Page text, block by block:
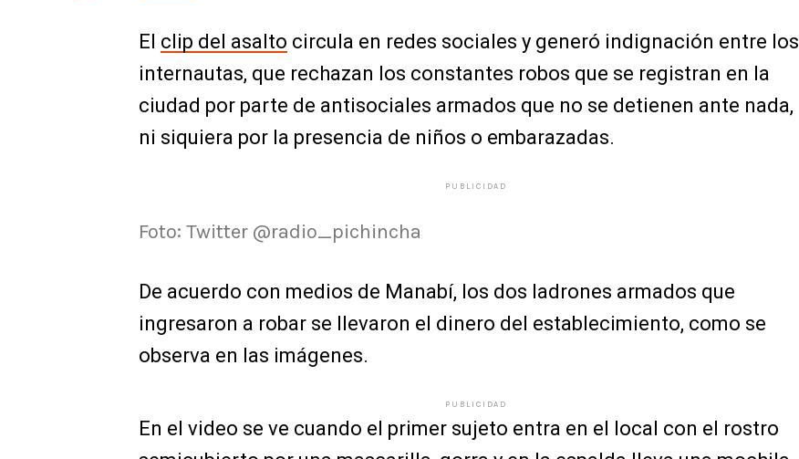
El clip del asalto circula en redes sociales y generó indignación entre los
internautas, que rechazan los constantes robos que se registran en la
ciudad por parte de antisociales armados que no se detienen ante nada,
ni siquiera por la presencia de niños o embarazadas.
PUBLICIDAD
Foto: Twitter @radio_pichincha
De acuerdo con medios de Manabí, los dos ladrones armados que
ingresaron a robar se llevaron el dinero del establecimiento, como se
observa en las imágenes.
PUBLICIDAD
En el video se ve cuando el primer sujeto entra en el local con el rostro